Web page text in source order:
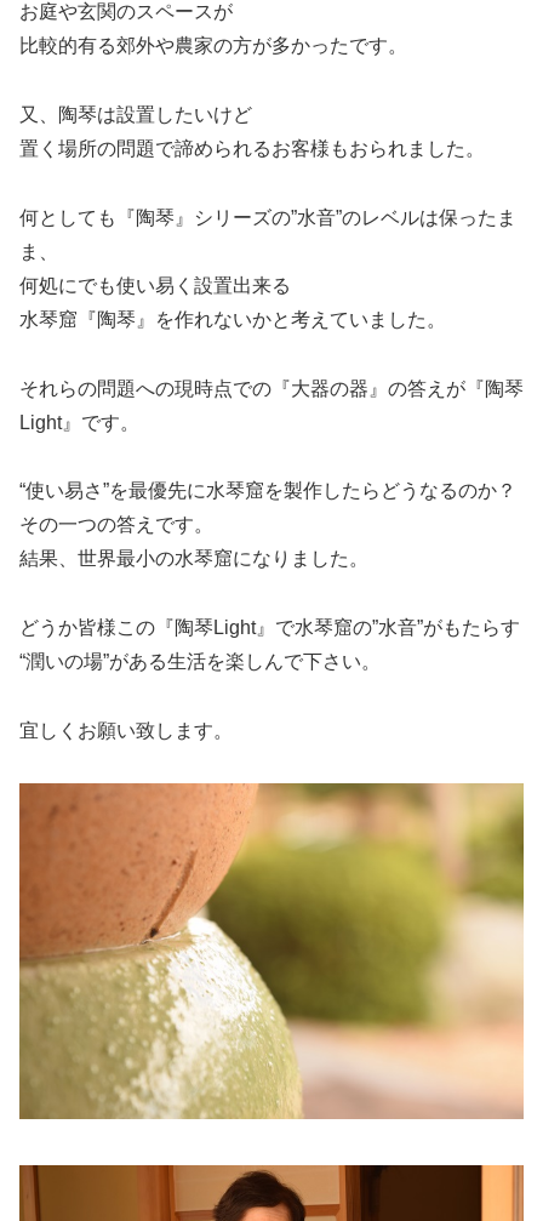
お庭や玄関のスペースが
比較的有る郊外や農家の方が多かったです。
又、陶琴は設置したいけど
置く場所の問題で諦められるお客様もおられました。
何としても『陶琴』シリーズの”水音”のレベルは保ったま
ま、
何処にでも使い易く設置出来る
水琴窟『陶琴』を作れないかと考えていました。
それらの問題への現時点での『大器の器』の答えが『陶琴
Light』です。
“使い易さ”を最優先に水琴窟を製作したらどうなるのか？
その一つの答えです。
結果、世界最小の水琴窟になりました。
どうか皆様この『陶琴Light』で水琴窟の”水音”がもたらす
“潤いの場”がある生活を楽しんで下さい。
宜しくお願い致します。